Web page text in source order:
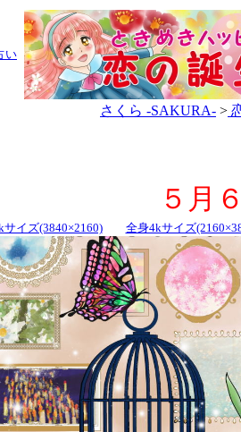
い
さくら -SAKURA- >
５月
サイズ(3840×2160) 全身4kサイズ